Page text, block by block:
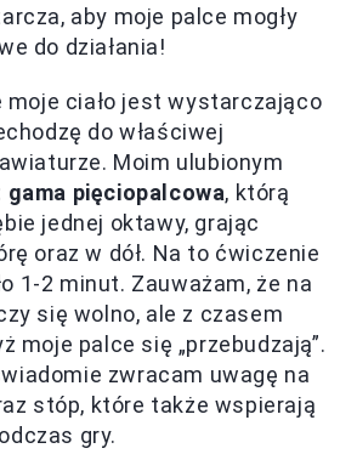
aby moje palce mogły
do działania!
moje ciało jest wystarczająco
do właściwej
Moim ulubionym
pięciopalcowa, którą
jednej oktawy, grając
oraz w dół. Na to ćwiczenie
1-2 minut. Zauważam, że na
się wolno, ale z czasem
moje palce się „przebudzają”.
zwracam uwagę na
stóp, które także wspierają
gry.